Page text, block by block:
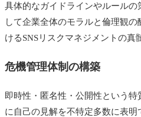
具体的なガイドラインやルール
して企業全体のモラルと倫理観
けるSNSリスクマネジメントの真
危機管理体制の構築
即時性・匿名性・公開性という特
に自己の見解を不特定多数に表